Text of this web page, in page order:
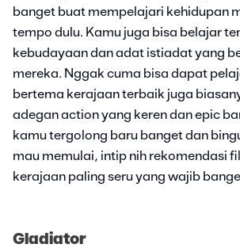
banget buat mempelajari kehidupan
tempo dulu. Kamu juga bisa belajar
kebudayaan dan adat istiadat yang
mereka. Nggak cuma bisa dapat
bertema kerajaan terbaik juga
adegan action yang keren dan epic
kamu tergolong baru banget dan
mau memulai, intip nih rekomendasi
kerajaan paling seru yang wajib
Gladiator